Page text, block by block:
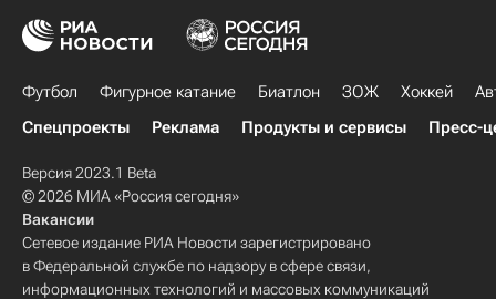
Футбол Фигурное катание Биатлон ЗОЖ Хоккей
Спецпроекты
Реклама Продукты и сервисы Пресс-
Версия 2023.1 Beta
© 2026 МИА «Россия сегодня»
Вакансии
Сетевое издание РИА Новости зарегистрировано
в Федеральной службе по надзору в сфере связи,
информационных технологий и массовых коммуникаций